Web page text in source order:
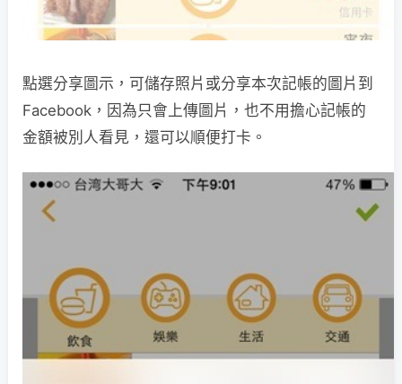
點選分享圖示，可儲存照片或分享本次記帳的圖片到
Facebook，因為只會上傳圖片，也不用擔心記帳的
金額被別人看見，還可以順便打卡。